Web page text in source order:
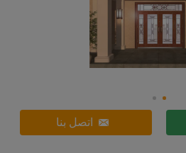
اتصل بنا